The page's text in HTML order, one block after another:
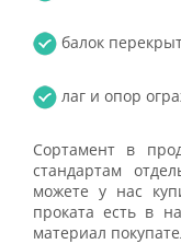
балок
лаг и опор
Сортамент в
стандартам
можете у нас
проката есть в
материал